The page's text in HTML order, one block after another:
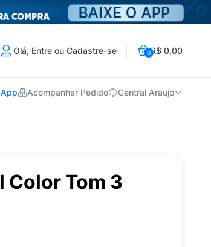
Olá, Entre ou Cadastre-se 0R$ 0,00
Acompanhar Pedido Central Araujo
Color Tom 3